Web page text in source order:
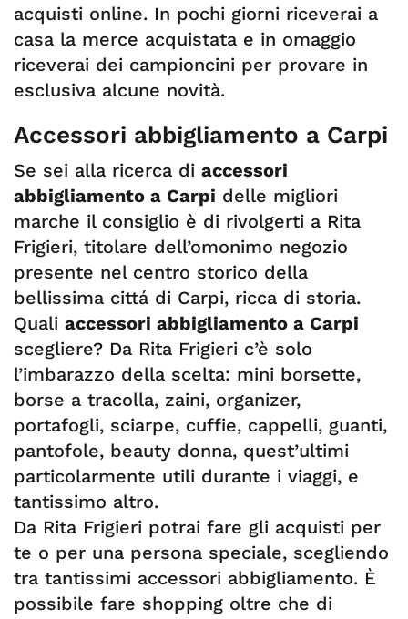
acquisti online. In pochi giorni riceverai a
casa la merce acquistata e in omaggio
riceverai dei campioncini per provare in
esclusiva alcune novità.
Accessori abbigliamento a Carpi
Se sei alla ricerca di accessori
abbigliamento a Carpi delle migliori
marche il consiglio è di rivolgerti a Rita
Frigieri, titolare dell’omonimo negozio
presente nel centro storico della
bellissima cittá di Carpi, ricca di storia.
Quali accessori abbigliamento a Carpi
scegliere? Da Rita Frigieri c’è solo
l’imbarazzo della scelta: mini borsette,
borse a tracolla, zaini, organizer,
portafogli, sciarpe, cuffie, cappelli, guanti,
pantofole, beauty donna, quest’ultimi
particolarmente utili durante i viaggi, e
tantissimo altro.
Da Rita Frigieri potrai fare gli acquisti per
te o per una persona speciale, scegliendo
tra tantissimi accessori abbigliamento. È
possibile fare shopping oltre che di